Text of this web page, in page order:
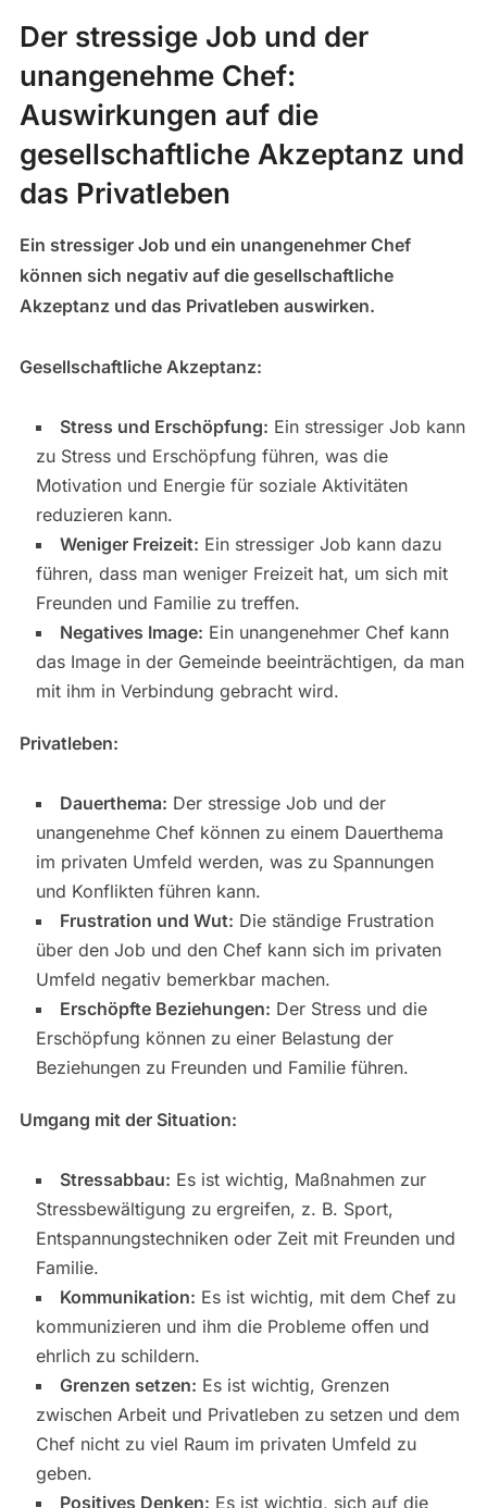
Der stressige Job und der
unangenehme Chef:
Auswirkungen auf die
gesellschaftliche Akzeptanz und
das Privatleben
Ein stressiger Job und ein unangenehmer Chef
können sich negativ auf die gesellschaftliche
Akzeptanz und das Privatleben auswirken.
Gesellschaftliche Akzeptanz:
Stress und Erschöpfung: Ein stressiger Job kann
zu Stress und Erschöpfung führen, was die
Motivation und Energie für soziale Aktivitäten
reduzieren kann.
Weniger Freizeit: Ein stressiger Job kann dazu
führen, dass man weniger Freizeit hat, um sich mit
Freunden und Familie zu treffen.
Negatives Image: Ein unangenehmer Chef kann
das Image in der Gemeinde beeinträchtigen, da man
mit ihm in Verbindung gebracht wird.
Privatleben:
Dauerthema: Der stressige Job und der
unangenehme Chef können zu einem Dauerthema
im privaten Umfeld werden, was zu Spannungen
und Konflikten führen kann.
Frustration und Wut: Die ständige Frustration
über den Job und den Chef kann sich im privaten
Umfeld negativ bemerkbar machen.
Erschöpfte Beziehungen: Der Stress und die
Erschöpfung können zu einer Belastung der
Beziehungen zu Freunden und Familie führen.
Umgang mit der Situation:
Stressabbau: Es ist wichtig, Maßnahmen zur
Stressbewältigung zu ergreifen, z. B. Sport,
Entspannungstechniken oder Zeit mit Freunden und
Familie.
Kommunikation: Es ist wichtig, mit dem Chef zu
kommunizieren und ihm die Probleme offen und
ehrlich zu schildern.
Grenzen setzen: Es ist wichtig, Grenzen
zwischen Arbeit und Privatleben zu setzen und dem
Chef nicht zu viel Raum im privaten Umfeld zu
geben.
Positives Denken: Es ist wichtig, sich auf die